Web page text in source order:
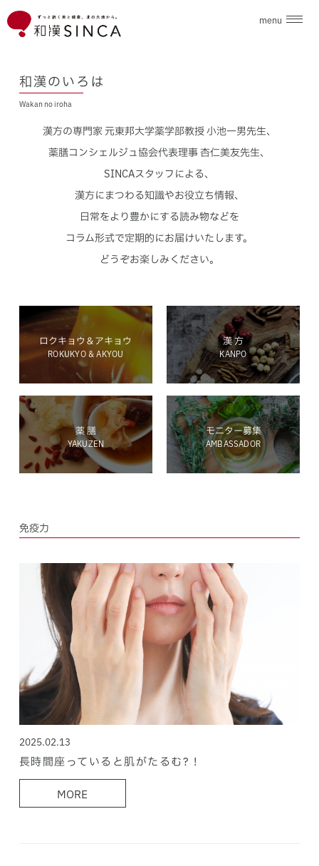
menu
ブランド
こだわり素材
ホールディングス サイト
Language
和漢のいろは
Wakan no iroha
漢方の専門家 元東邦大学薬学部教授 小池一男先生、
薬膳コンシェルジュ協会代表理事 杏仁美友先生、
SINCAスタッフによる、
漢方にまつわる知識やお役立ち情報、
日常をより豊かにする読み物などを
コラム形式で定期的にお届けいたします。
どうぞお楽しみください。
ロクキョウ＆アキョウ
ROKUKYO & AKYOU
漢 方
KANPO
薬 膳
YAKUZEN
モニター募集
AMBASSADOR
免疫力
2025.02.13
長時間座っていると肌がたるむ? !
MORE